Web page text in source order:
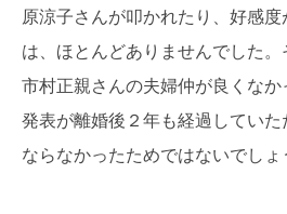
原涼子さんが叩かれたり、好感度
は、ほとんどありませんでした
市村正親さんの夫婦仲が良くな
発表が離婚後２年も経過してい
ならなかったためではないでしょ